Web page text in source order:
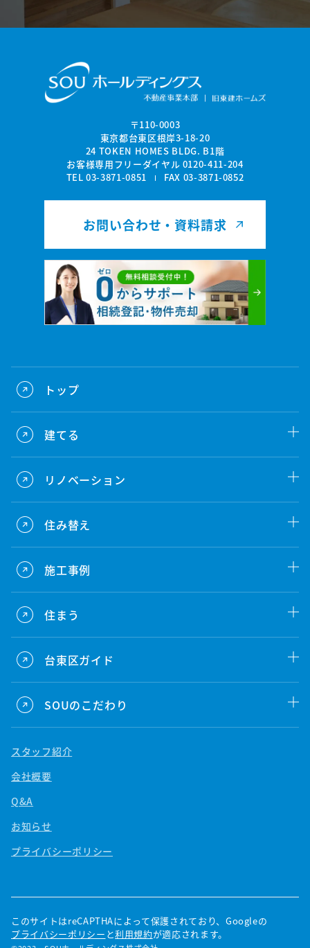
〒110-0003
東京都台東区根岸3-18-20
24 TOKEN HOMES BLDG. B1階
お客様専用フリーダイヤル 0120-411-204
TEL 03-3871-0851
FAX 03-3871-0852
お問い合わせ・資料請求
トップ
建てる
リノベーション
住み替え
施工事例
住まう
台東区ガイド
SOUのこだわり
スタッフ紹介
会社概要
Q&A
お知らせ
プライバシーポリシー
このサイトはreCAPTHAによって保護されており、Googleの
プライバシーポリシー と利用規約が適応されます。